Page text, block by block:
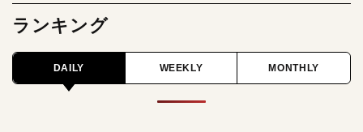
ランキング
DAILY WEEKLY MONTHLY